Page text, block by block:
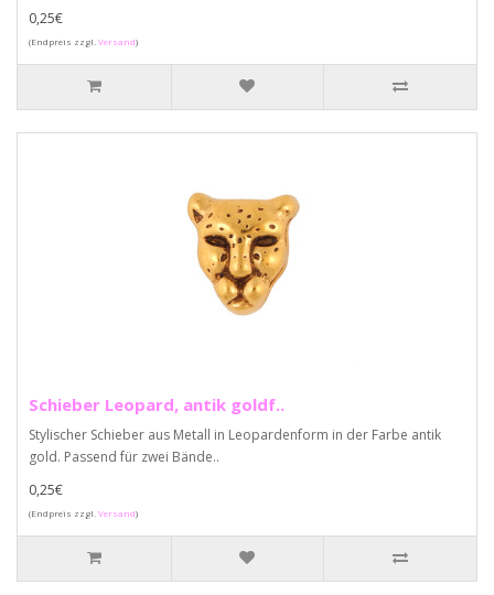
0,25€
(Endpreis zzgl.Versand)
Schieber Leopard, antik goldf..
Stylischer Schieber aus Metall in Leopardenform in der Farbe antik
gold. Passend für zwei Bände..
0,25€
(Endpreis zzgl.Versand)